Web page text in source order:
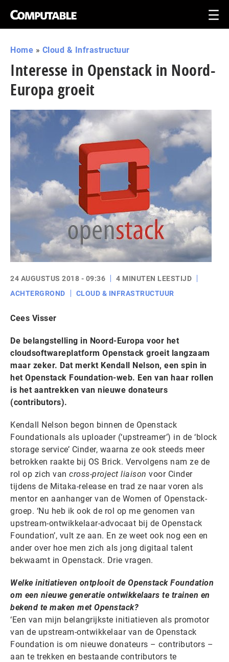
Home » Cloud & Infrastructuur
Interesse in Openstack in Noord-
Europa groeit
24 AUGUSTUS 2018 - 09:36
4 MINUTEN LEESTIJD
ACHTERGROND
CLOUD & INFRASTRUCTUUR
Cees Visser
De belangstelling in Noord-Europa voor het
cloudsoftwareplatform Openstack groeit langzaam
maar zeker. Dat merkt Kendall Nelson, een spin in
het Openstack Foundation-web. Een van haar rollen
is het aantrekken van nieuwe donateurs
(contributors).
Kendall Nelson begon binnen de Openstack
Foundationals als uploader (‘upstreamer’) in de ‘block
storage service’ Cinder, waarna ze ook steeds meer
betrokken raakte bij OS Brick. Vervolgens nam ze de
rol op zich van cross-project liaison voor Cinder
tijdens de Mitaka-release en trad ze naar voren als
mentor en aanhanger van de Women of Openstack-
groep. ‘Nu heb ik ook de rol op me genomen van
upstream-ontwikkelaar-advocaat bij de Openstack
Foundation’, vult ze aan. En ze weet ook nog een en
ander over hoe men zich als jong digitaal talent
bekwaamt in Openstack. Drie vragen.
Welke initiatieven ontplooit de Openstack Foundation
om een nieuwe generatie ontwikkelaars te trainen en
bekend te maken met Openstack?
‘Een van mijn belangrijkste initiatieven als promotor
van de upstream-ontwikkelaar van de Openstack
Foundation is om nieuwe donateurs – contributors –
aan te trekken en bestaande contributors te